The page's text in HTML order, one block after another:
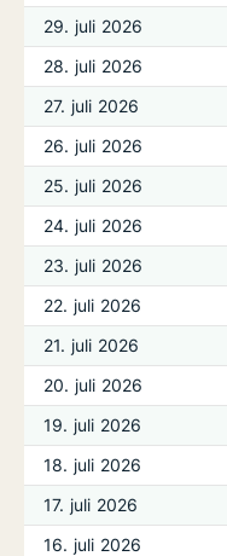
29. juli 2026
28. juli 2026
27. juli 2026
26. juli 2026
25. juli 2026
24. juli 2026
23. juli 2026
22. juli 2026
21. juli 2026
20. juli 2026
19. juli 2026
18. juli 2026
17. juli 2026
16. juli 2026